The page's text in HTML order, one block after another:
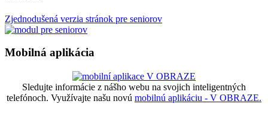
Zjednodušená verzia stránok pre seniorov
Mobilná aplikácia
Sledujte informácie z nášho webu na svojich inteligentných
telefónoch. Využívajte našu novú mobilnú aplikáciu - V OBRAZE.